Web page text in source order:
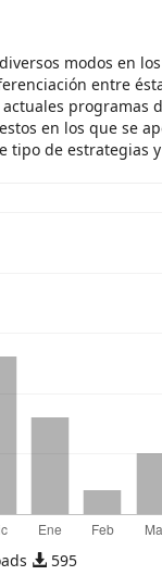
modos en
entre
programas
en los que se
tipo de estrategias
595